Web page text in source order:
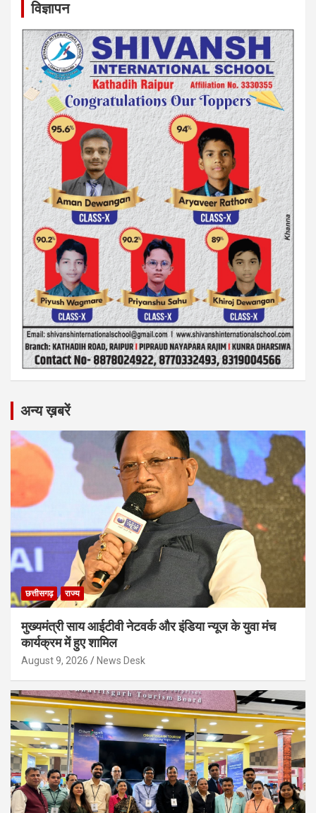
विज्ञापन
अन्य ख़बरें
छत्तीसगढ़ राज्य
मुख्यमंत्री साय आईटीवी नेटवर्क और इंडिया न्यूज के युवा मंच
कार्यक्रम में हुए शामिल
August 9, 2026 News Desk